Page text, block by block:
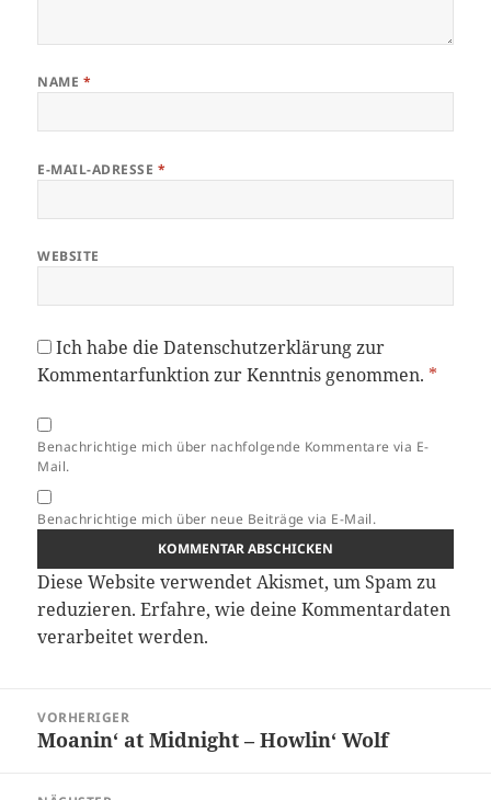
NAME *
E-MAIL-ADRESSE *
WEBSITE
Ich habe dieDatenschutzerklärungzur
Kommentarfunktion zur Kenntnis genommen. *
Benachrichtige mich über nachfolgende Kommentare via E-
Mail.
Benachrichtige mich über neue Beiträge via E-Mail.
Diese Website verwendet Akismet, um Spam zu
reduzieren.Erfahre, wie deine Kommentardaten
verarbeitet werden.
VORHERIGER
Vorheriger
Moanin‘ at Midnight – Howlin‘ Wolf